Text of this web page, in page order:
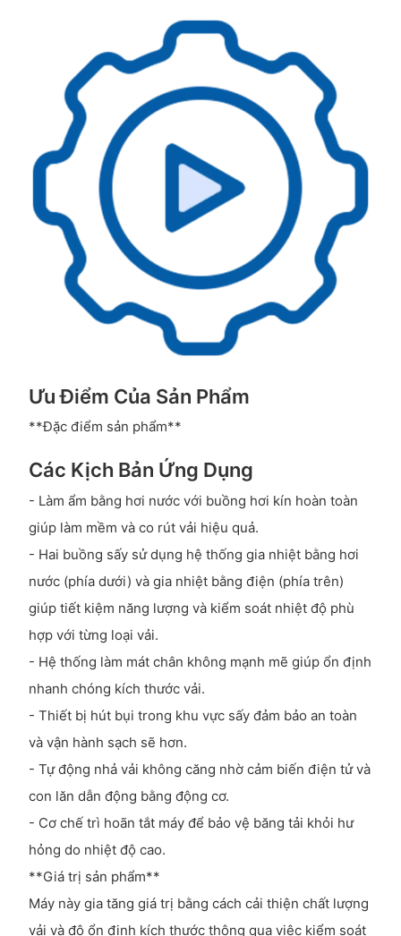
Ưu Điểm Của Sản Phẩm
**Đặc điểm sản phẩm**
Các Kịch Bản Ứng Dụng
- Làm ẩm bằng hơi nước với buồng hơi kín hoàn toàn
giúp làm mềm và co rút vải hiệu quả.
- Hai buồng sấy sử dụng hệ thống gia nhiệt bằng hơi
nước (phía dưới) và gia nhiệt bằng điện (phía trên)
giúp tiết kiệm năng lượng và kiểm soát nhiệt độ phù
hợp với từng loại vải.
- Hệ thống làm mát chân không mạnh mẽ giúp ổn định
nhanh chóng kích thước vải.
- Thiết bị hút bụi trong khu vực sấy đảm bảo an toàn
và vận hành sạch sẽ hơn.
- Tự động nhả vải không căng nhờ cảm biến điện tử và
con lăn dẫn động bằng động cơ.
- Cơ chế trì hoãn tắt máy để bảo vệ băng tải khỏi hư
hỏng do nhiệt độ cao.
**Giá trị sản phẩm**
Máy này gia tăng giá trị bằng cách cải thiện chất lượng
vải và độ ổn định kích thước thông qua việc kiểm soát